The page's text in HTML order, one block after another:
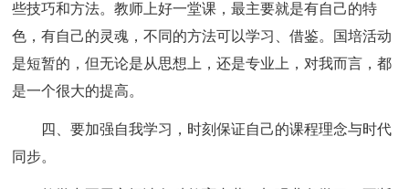
些技巧和方法。教师上好一堂课，最主要就是有自己的特
色，有自己的灵魂，不同的方法可以学习、借鉴。国培活动
是短暂的，但无论是从思想上，还是专业上，对我而言，都
是一个很大的提高。
四、要加强自我学习，时刻保证自己的课程理念与时代
同步。